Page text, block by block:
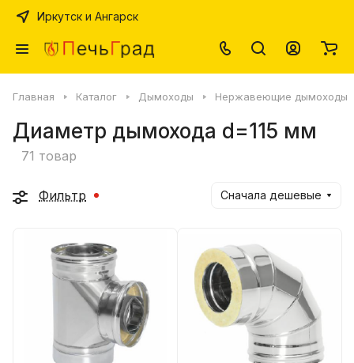
Иркутск и Ангарск
Главная Каталог Дымоходы Нержавеющие дымоходы
Диаметр дымохода d=115 мм
71 товар
Фильтр Сначала дешевые